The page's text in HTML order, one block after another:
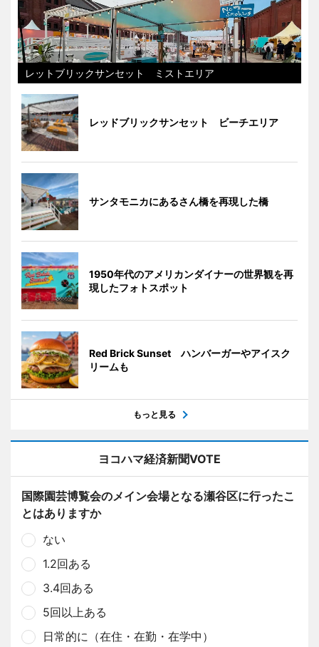
レットブリックサンセット ミストエリア
レッドブリックサンセット ビーチエリア
サンタモニカにあるさん橋を再現した橋
1950年代のアメリカンダイナーの世界観を再
現したフォトスポット
Red Brick Sunset ハンバーガーやアイスク
リームも
もっと見る
ヨコハマ経済新聞VOTE
国際園芸博覧会のメイン会場となる瀬谷区に行ったこ
とはありますか
ない
1.2回ある
3.4回ある
5回以上ある
日常的に（在住・在勤・在学中）